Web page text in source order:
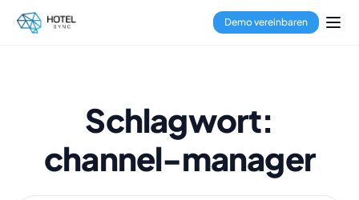
Demo vereinbaren
Schlagwort:
channel-manager